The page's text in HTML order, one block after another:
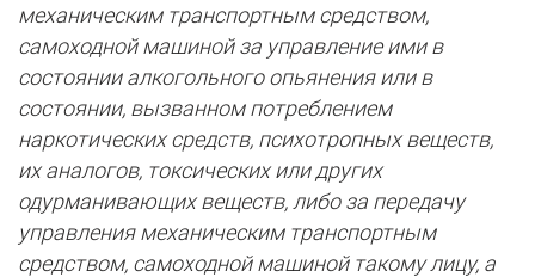
механическим транспортным средством,
самоходной машиной за управление ими в
состоянии алкогольного опьянения или в
состоянии, вызванном потреблением
наркотических средств, психотропных веществ,
их аналогов, токсических или других
одурманивающих веществ, либо за передачу
управления механическим транспортным
средством, самоходной машиной такому лицу, а